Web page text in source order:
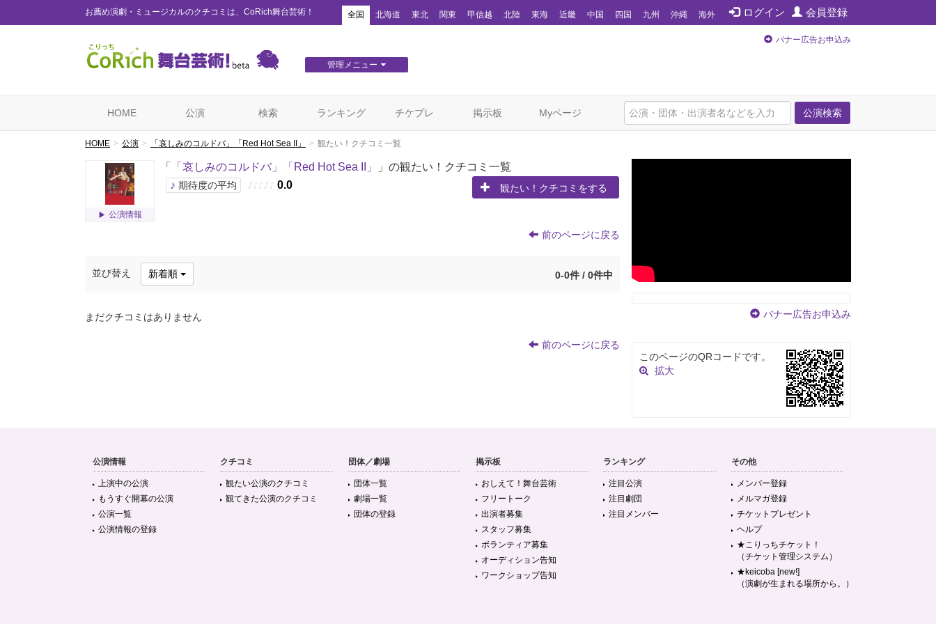
お薦め演劇・ミュージカルのクチコミは、CoRich舞台芸術！ ログイン 会員登録
全国 北海道 東北 関東 甲信越 北陸 東海 近畿 中国 四国 九州 沖縄 海外
管理メニュー
バナー広告お申込み
公演検索
HOME 公演 検索 ランキング チケプレ 掲示板 Myページ
HOME 公演 「哀しみのコルドバ」「Red Hot Sea II」 観たい！クチコミ一覧
公演情報
「 「哀しみのコルドバ」「Red Hot Sea II」
」の観たい！クチコミ一覧
♪ 期待度の平均 ♪ ♪ ♪ ♪ ♪ 0.0 観たい！クチコミをする
前のページに戻る
並び替え 新着順 0-0件 / 0件中
まだクチコミはありません
前のページに戻る
バナー広告お申込み
このページのQRコードです。
拡大
公演情報
上演中の公演
もうすぐ開幕の公演
公演一覧
公演情報の登録
クチコミ
観たい公演のクチコミ
観てきた公演のクチコミ
団体／劇場
団体一覧
劇場一覧
団体の登録
掲示板
おしえて！舞台芸術
フリートーク
出演者募集
スタッフ募集
ボランティア募集
オーディション告知
ワークショップ告知
ランキング
注目公演
注目劇団
注目メンバー
その他
メンバー登録
メルマガ登録
チケットプレゼント
ヘルプ
★こりっちチケット！
（チケット管理システム）
★keicoba [new!]
（演劇が生まれる場所から。）